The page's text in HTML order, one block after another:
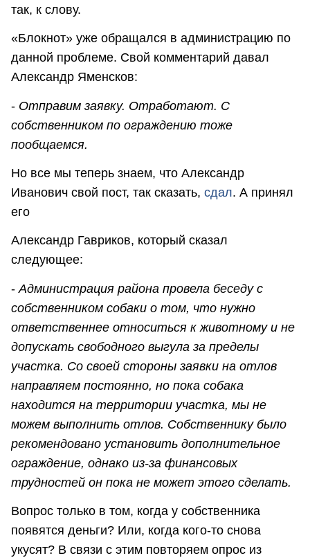
так, к слову.
«Блокнот» уже обращался в администрацию по
данной проблеме. Свой комментарий давал
Александр Яменсков:
- Отправим заявку. Отработают. С
собственником по ограждению тоже
пообщаемся.
Но все мы теперь знаем, что Александр
Иванович свой пост, так сказать, сдал. А принял
его
Александр Гавриков, который сказал
следующее:
- Администрация района провела беседу с
собственником собаки о том, что нужно
ответственнее относиться к животному и не
допускать свободного выгула за пределы
участка. Со своей стороны заявки на отлов
направляем постоянно, но пока собака
находится на территории участка, мы не
можем выполнить отлов. Собственнику было
рекомендовано установить дополнительное
ограждение, однако из-за финансовых
трудностей он пока не может этого сделать.
Вопрос только в том, когда у собственника
появятся деньги? Или, когда кого-то снова
укусят? В связи с этим повторяем опрос из